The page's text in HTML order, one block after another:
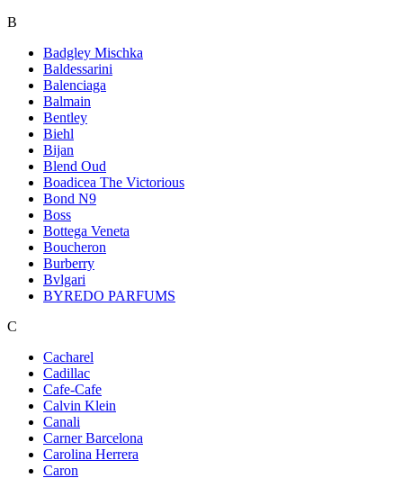
B
Badgley Mischka
Baldessarini
Balenciaga
Balmain
Bentley
Biehl
Bijan
Blend Oud
Boadicea The Victorious
Bond N9
Boss
Bottega Veneta
Boucheron
Burberry
Bvlgari
BYREDO PARFUMS
C
Cacharel
Cadillac
Cafe-Cafe
Calvin Klein
Canali
Carner Barcelona
Carolina Herrera
Caron